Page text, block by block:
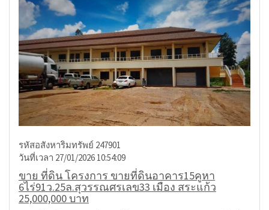
รหัสอสังหาริมทรัพย์ 247901
วันที่เวลา 27/01/2026 10:54:09
ขาย ที่ดิน โครงการ ขายที่ดินอาคาร15คูหา
6ไร่91ว.25ล.สุวรรณศรเลข33 เมือง สระแก้ว
25,000,000 บาท